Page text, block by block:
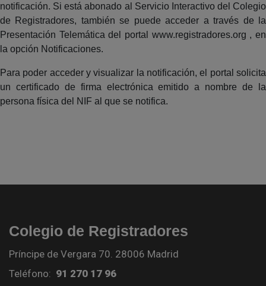
notificación. Si está abonado al Servicio Interactivo del Colegio
de Registradores, también se puede acceder a través de la
Presentación Telemática del portal www.registradores.org , en
la opción Notificaciones.
Para poder acceder y visualizar la notificación, el portal solicita
un certificado de firma electrónica emitido a nombre de la
persona física del NIF al que se notifica.
Colegio de Registradores
Príncipe de Vergara 70. 28006 Madrid
Teléfono: 91 270 17 96